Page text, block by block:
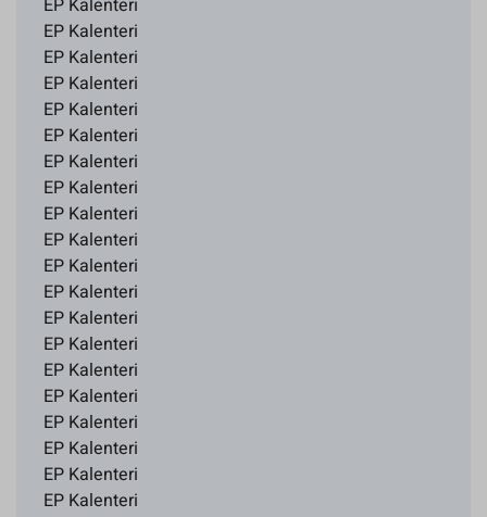
EP Kalenteri
EP Kalenteri
EP Kalenteri
EP Kalenteri
EP Kalenteri
EP Kalenteri
EP Kalenteri
EP Kalenteri
EP Kalenteri
EP Kalenteri
EP Kalenteri
EP Kalenteri
EP Kalenteri
EP Kalenteri
EP Kalenteri
EP Kalenteri
EP Kalenteri
EP Kalenteri
EP Kalenteri
EP Kalenteri